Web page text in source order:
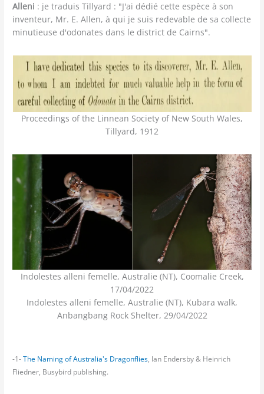
Alleni : je traduis Tillyard : "J'ai dédié cette espèce à son
inventeur, Mr. E. Allen, à qui je suis redevable de sa collecte
minutieuse d'odonates dans le district de Cairns".
Proceedings of the Linnean Society of New South Wales,
Tillyard, 1912
Indolestes alleni femelle, Australie (NT), Coomalie Creek,
17/04/2022
Indolestes alleni femelle, Australie (NT), Kubara walk,
Anbangbang Rock Shelter, 29/04/2022
-1-The Naming of Australia's Dragonflies, Ian Endersby & Heinrich
Fliedner, Busybird publishing.